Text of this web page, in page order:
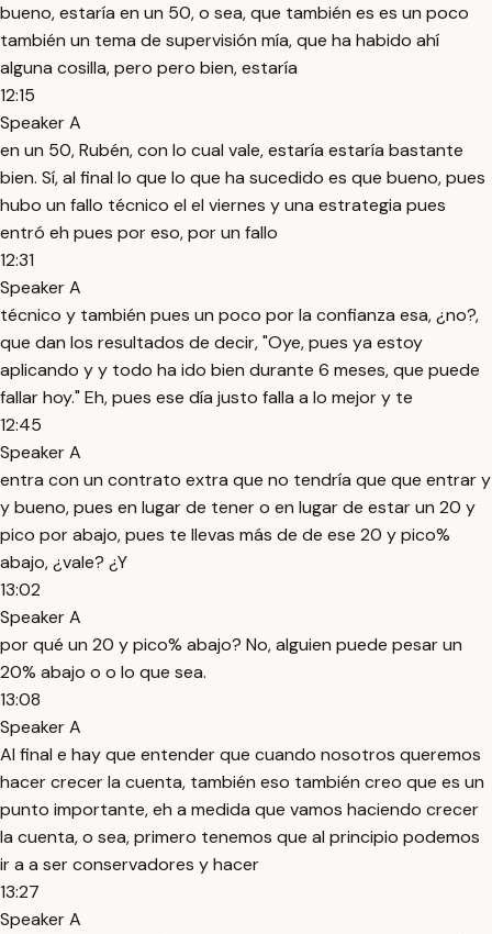
bueno, estaría en un 50, o sea, que también es es un poco
también un tema de supervisión mía, que ha habido ahí
alguna cosilla, pero pero bien, estaría
12:15
Speaker A
en un 50, Rubén, con lo cual vale, estaría estaría bastante
bien. Sí, al final lo que lo que ha sucedido es que bueno, pues
hubo un fallo técnico el el viernes y una estrategia pues
entró eh pues por eso, por un fallo
12:31
Speaker A
técnico y también pues un poco por la confianza esa, ¿no?,
que dan los resultados de decir, "Oye, pues ya estoy
aplicando y y todo ha ido bien durante 6 meses, que puede
fallar hoy." Eh, pues ese día justo falla a lo mejor y te
12:45
Speaker A
entra con un contrato extra que no tendría que que entrar y
y bueno, pues en lugar de tener o en lugar de estar un 20 y
pico por abajo, pues te llevas más de de ese 20 y pico%
abajo, ¿vale? ¿Y
13:02
Speaker A
por qué un 20 y pico% abajo? No, alguien puede pesar un
20% abajo o o lo que sea.
13:08
Speaker A
Al final e hay que entender que cuando nosotros queremos
hacer crecer la cuenta, también eso también creo que es un
punto importante, eh a medida que vamos haciendo crecer
la cuenta, o sea, primero tenemos que al principio podemos
ir a a ser conservadores y hacer
13:27
Speaker A